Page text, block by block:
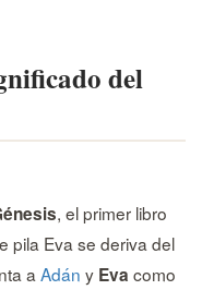
del
, el primer libro
pila Eva se deriva del
a Adán y Eva como